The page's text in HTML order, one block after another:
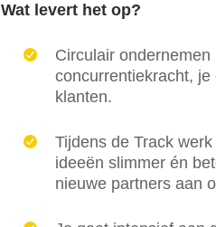
Wat levert het op?
Circulair
concurrentiekracht,
klanten.
Tijdens de Track
ideeën slimmer én
nieuwe partners aan